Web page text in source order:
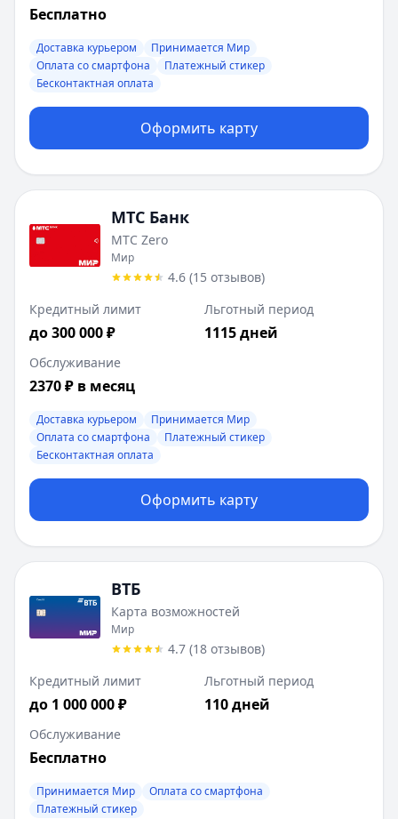
Бесплатно
Доставка курьером
Принимается Мир
Оплата со смартфона
Платежный стикер
Бесконтактная оплата
Оформить карту
МТС Банк
МТС Zero
Мир
4.6 (15 отзывов)
Кредитный лимит
до 300 000 ₽
Льготный период
1115 дней
Обслуживание
2370 ₽ в месяц
Доставка курьером
Принимается Мир
Оплата со смартфона
Платежный стикер
Бесконтактная оплата
Оформить карту
ВТБ
Карта возможностей
Мир
4.7 (18 отзывов)
Кредитный лимит
до 1 000 000 ₽
Льготный период
110 дней
Обслуживание
Бесплатно
Принимается Мир
Оплата со смартфона
Платежный стикер